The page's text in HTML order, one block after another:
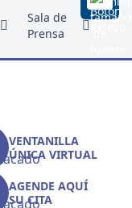
Sala de
Prensa
VENTANILLA
ÚNICA VIRTUAL
AGENDE AQUÍ
SU CITA